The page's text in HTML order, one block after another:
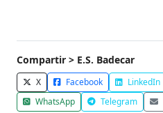
Compartir > E.S. Badecar
X Facebook LinkedIn
WhatsApp
Telegram